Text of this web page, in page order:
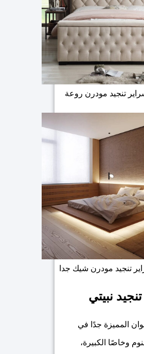
تنجيد مودرن روعة
تنجيد مودرن شيك جدا
نبيتي
المميزة جدًا في
وخاصًا الكبيرة،